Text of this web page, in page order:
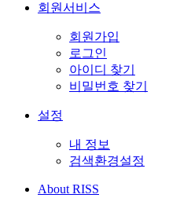
회원서비스
회원가입
로그인
아이디 찾기
비밀번호 찾기
설정
내 정보
검색환경설정
About RISS